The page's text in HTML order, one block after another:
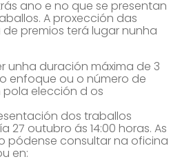
ano e no que se presentan
A proxección das
premios terá lugar nunha
unha duración máxima de 3
enfoque ou o número de
elección d os
dos traballos
27 outubro ás 14:00 horas. As
pódense consultar na oficina
en: